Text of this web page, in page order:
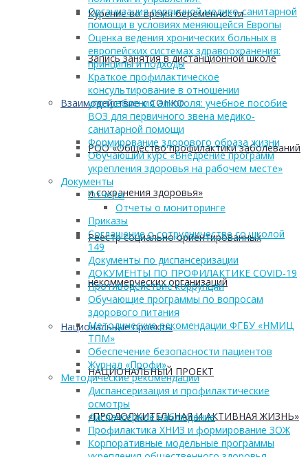
Курение во время беременности
Запись занятия в дистанционной школе
Взаимодействие с СОНКО
РОО «Общество профилактики заболеваний
и сохранения здоровья»
Реестр социально ориентированных
некоммерческих организаций
Национальные проекты
НАЦИОНАЛЬНЫЙ ПРОЕКТ
«ПРОДОЛЖИТЕЛЬНАЯ И АКТИВНАЯ ЖИЗНЬ»
Организация первичной медико-санитарной
помощи в условиях меняющейся Европы
Оценка ведения хронических больных в
европейских системах здравоохранения:
принципы и подходы
Краткое профилактическое
консультирование в отношении
употребления алкоголя: учебное пособие
ВОЗ для первичного звена медико-
санитарной помощи
Формирование здорового образа жизни
Обучающий курс «Внедрение программ
укрепления здоровья на рабочем месте»
Документы
Отчеты
Отчеты о мониторинге
Приказы
Соглашение о сотрудничестве со школой
149
Документы по диспансеризации
ДОКУМЕНТЫ ПО ПРОФИЛАКТИКЕ COVID-19
Противодействие коррупции
Обучающие программы по вопросам
здорового питания
Методические рекомендации ФГБУ «НМИЦ
ТПМ»
Обеспечение безопасности пациентов
Журнал «Профи»
Методические рекомендации
Диспансеризация и профилактические
осмотры
Диспансерное наблюдение
Профилактика ХНИЗ и формирование ЗОЖ
Корпоративные модельные программы